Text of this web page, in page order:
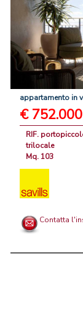
appartamento in
€ 752.000
RIF.
trilocale
Mq. 103
Contatta